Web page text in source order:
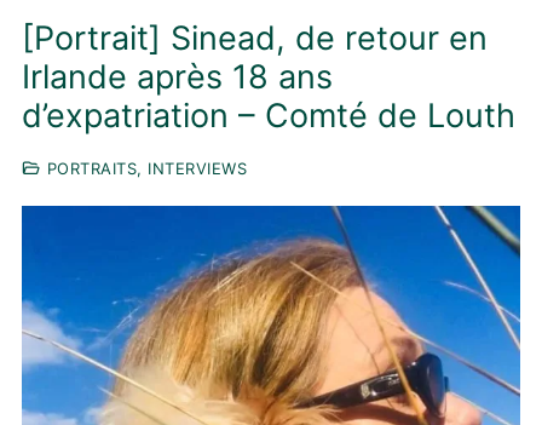
[Portrait] Sinead, de retour en
Irlande après 18 ans
d’expatriation – Comté de Louth
PORTRAITS, INTERVIEWS